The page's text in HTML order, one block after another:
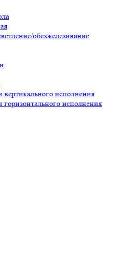
обезжелезивание
исполнения
исполнения